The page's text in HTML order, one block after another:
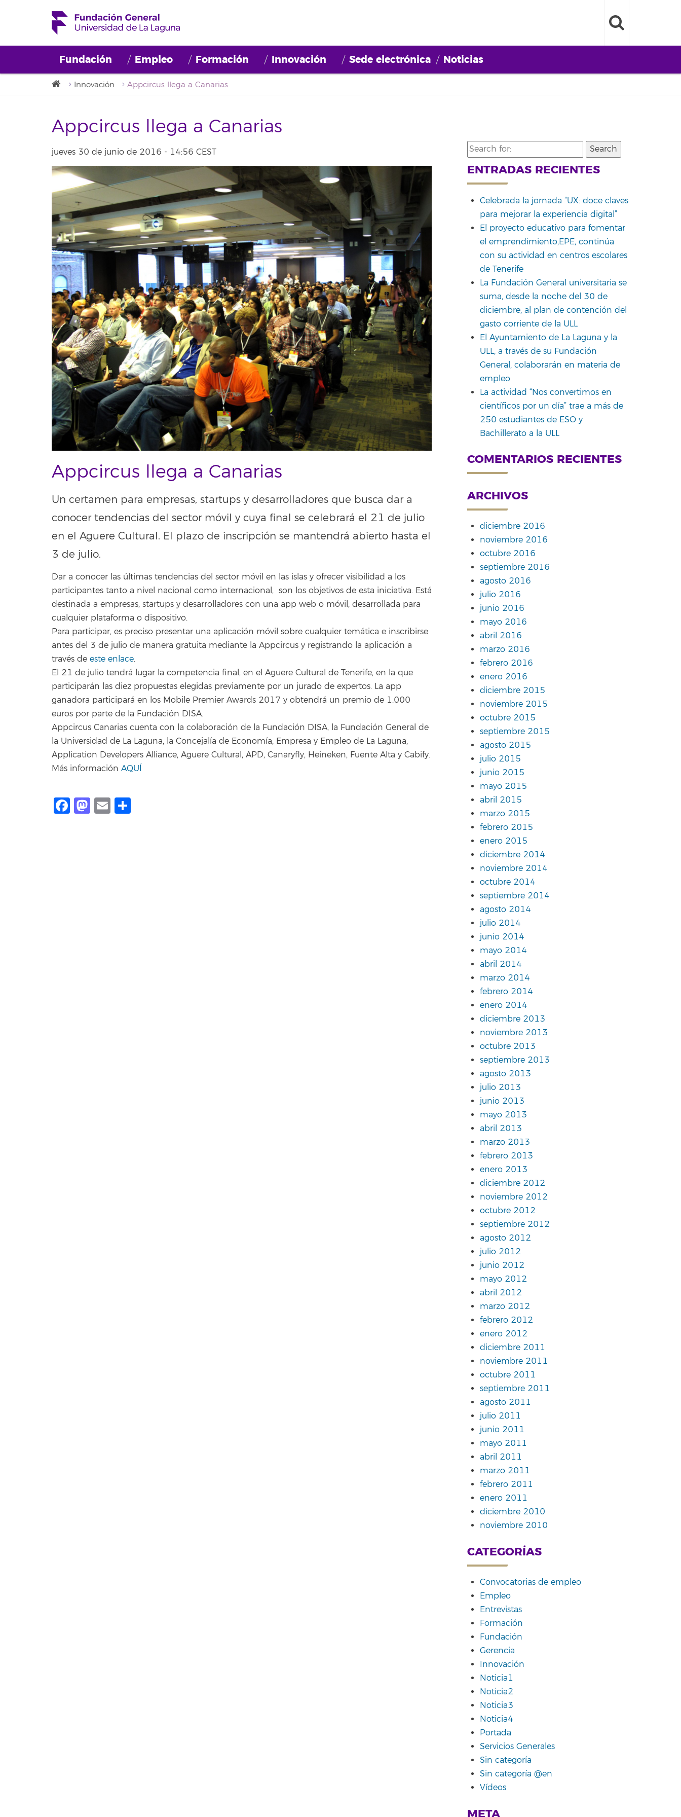
Fundación Empleo Formación Innovación Sede electrónica Noticias
Innovación Appcircus llega a Canarias
Appcircus llega a Canarias
jueves 30 de junio de 2016 - 14:56 CEST
Appcircus llega a Canarias
Un certamen para empresas, startups y desarrolladores que busca dar a
conocer tendencias del sector móvil y cuya final se celebrará el 21 de julio
en el Aguere Cultural. El plazo de inscripción se mantendrá abierto hasta el
3 de julio.
Dar a conocer las últimas tendencias del sector móvil en las islas y ofrecer visibilidad a los
participantes tanto a nivel nacional como internacional, son los objetivos de esta iniciativa. Está
destinada a empresas, startups y desarrolladores con una app web o móvil, desarrollada para
cualquier plataforma o dispositivo.
Para participar, es preciso presentar una aplicación móvil sobre cualquier temática e inscribirse
antes del 3 de julio de manera gratuita mediante la Appcircus y registrando la aplicación a
través de este enlace.
El 21 de julio tendrá lugar la competencia final, en el Aguere Cultural de Tenerife, en la que
participarán las diez propuestas elegidas previamente por un jurado de expertos. La app
ganadora participará en los Mobile Premier Awards 2017 y obtendrá un premio de 1.000
euros por parte de la Fundación DISA.
Appcircus Canarias cuenta con la colaboración de la Fundación DISA, la Fundación General de
la Universidad de La Laguna, la Concejalía de Economía, Empresa y Empleo de La Laguna,
Application Developers Alliance, Aguere Cultural, APD, Canaryfly, Heineken, Fuente Alta y Cabify.
Más información AQUÍ
Facebook
Mastodon
Email
Search
for:
ENTRADAS RECIENTES
Celebrada la jornada “UX: doce claves
para mejorar la experiencia digital”
El proyecto educativo para fomentar
el emprendimiento,EPE, continúa
con su actividad en centros escolares
de Tenerife
La Fundación General universitaria se
suma, desde la noche del 30 de
diciembre, al plan de contención del
gasto corriente de la ULL
El Ayuntamiento de La Laguna y la
ULL, a través de su Fundación
General, colaborarán en materia de
empleo
La actividad “Nos convertimos en
científicos por un día” trae a más de
250 estudiantes de ESO y
Bachillerato a la ULL
COMENTARIOS RECIENTES
ARCHIVOS
diciembre 2016
noviembre 2016
octubre 2016
septiembre 2016
agosto 2016
julio 2016
junio 2016
mayo 2016
abril 2016
marzo 2016
febrero 2016
enero 2016
diciembre 2015
noviembre 2015
octubre 2015
septiembre 2015
agosto 2015
julio 2015
junio 2015
mayo 2015
abril 2015
marzo 2015
febrero 2015
enero 2015
diciembre 2014
noviembre 2014
octubre 2014
septiembre 2014
agosto 2014
julio 2014
junio 2014
mayo 2014
abril 2014
marzo 2014
febrero 2014
enero 2014
diciembre 2013
noviembre 2013
octubre 2013
septiembre 2013
agosto 2013
julio 2013
junio 2013
mayo 2013
abril 2013
marzo 2013
febrero 2013
enero 2013
diciembre 2012
noviembre 2012
octubre 2012
septiembre 2012
agosto 2012
julio 2012
junio 2012
mayo 2012
abril 2012
marzo 2012
febrero 2012
enero 2012
diciembre 2011
noviembre 2011
octubre 2011
septiembre 2011
agosto 2011
julio 2011
junio 2011
mayo 2011
abril 2011
marzo 2011
febrero 2011
enero 2011
diciembre 2010
noviembre 2010
CATEGORÍAS
Convocatorias de empleo
Empleo
Entrevistas
Formación
Fundación
Gerencia
Innovación
Noticia1
Noticia2
Noticia3
Noticia4
Portada
Servicios Generales
Sin categoría
Sin categoría @en
Vídeos
META